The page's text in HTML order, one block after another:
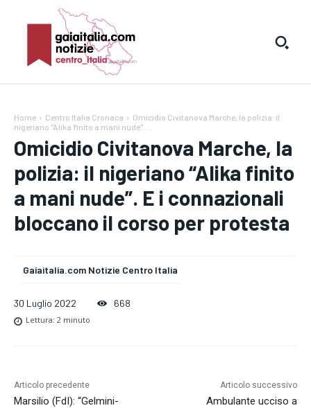
Home Centro Italia Cronaca
Omicidio Civitanova Marche, la polizia: il
nigeriano "Alika finito a mani nude"....
Omicidio Civitanova Marche, la
polizia: il nigeriano “Alika finito
a mani nude”. E i connazionali
bloccano il corso per protesta
Gaiaitalia.com Notizie Centro Italia
30 Luglio 2022 668
Lettura: 2 minuto
Articolo precedente
Marsilio (FdI): “Gelmini-
Articolo successivo
Ambulante ucciso a